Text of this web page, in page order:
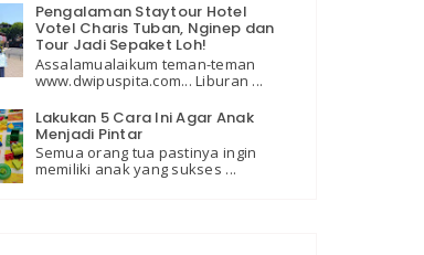
Pengalaman Staytour Hotel
Votel Charis Tuban, Nginep dan
Tour Jadi Sepaket Loh!
Assalamualaikum teman-teman
www.dwipuspita.com... Liburan ...
Lakukan 5 Cara Ini Agar Anak
Menjadi Pintar
Semua orang tua pastinya ingin
memiliki anak yang sukses ...